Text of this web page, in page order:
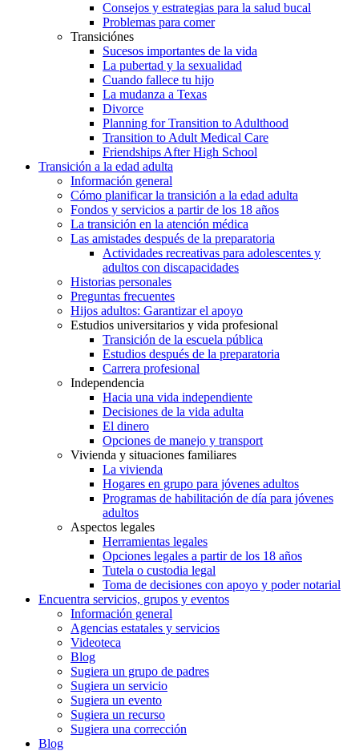
Consejos y estrategias para la salud bucal
Problemas para comer
Transiciónes
Sucesos importantes de la vida
La pubertad y la sexualidad
Cuando fallece tu hijo
La mudanza a Texas
Divorce
Planning for Transition to Adulthood
Transition to Adult Medical Care
Friendships After High School
Transición a la edad adulta
Información general
Cómo planificar la transición a la edad adulta
Fondos y servicios a partir de los 18 años
La transición en la atención médica
Las amistades después de la preparatoria
Actividades recreativas para adolescentes y
adultos con discapacidades
Historias personales
Preguntas frecuentes
Hijos adultos: Garantizar el apoyo
Estudios universitarios y vida profesional
Transición de la escuela pública
Estudios después de la preparatoria
Carrera profesional
Independencia
Hacia una vida independiente
Decisiones de la vida adulta
El dinero
Opciones de manejo y transport
Vivienda y situaciones familiares
La vivienda
Hogares en grupo para jóvenes adultos
Programas de habilitación de día para jóvenes
adultos
Aspectos legales
Herramientas legales
Opciones legales a partir de los 18 años
Tutela o custodia legal
Toma de decisiones con apoyo y poder notarial
Encuentra servicios, grupos y eventos
Información general
Agencias estatales y servicios
Videoteca
Blog
Sugiera un grupo de padres
Sugiera un servicio
Sugiera un evento
Sugiera un recurso
Sugiera una corrección
Blog